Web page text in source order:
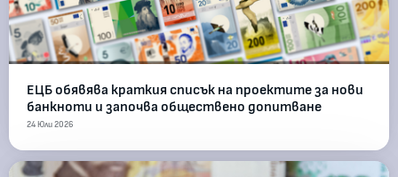
ЕЦБ обявява краткия списък на проектите за нови
банкноти и започва обществено допитване
24 Юли 2026